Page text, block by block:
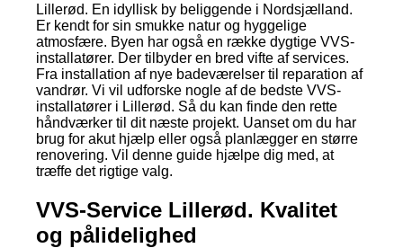
Lillerød. En idyllisk by beliggende i Nordsjælland.
Er kendt for sin smukke natur og hyggelige
atmosfære. Byen har også en række dygtige VVS-
installatører. Der tilbyder en bred vifte af services.
Fra installation af nye badeværelser til reparation af
vandrør. Vi vil udforske nogle af de bedste VVS-
installatører i Lillerød. Så du kan finde den rette
håndværker til dit næste projekt. Uanset om du har
brug for akut hjælp eller også planlægger en større
renovering. Vil denne guide hjælpe dig med, at
træffe det rigtige valg.
VVS-Service Lillerød. Kvalitet
og pålidelighed